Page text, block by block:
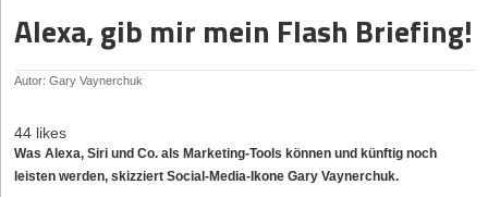
Alexa, gib mir mein Flash Briefing!
Autor: Gary Vaynerchuk
44 likes
Was Alexa, Siri und Co. als Marketing-Tools können und künftig noch
leisten werden, skizziert Social-Media-Ikone Gary Vaynerchuk.